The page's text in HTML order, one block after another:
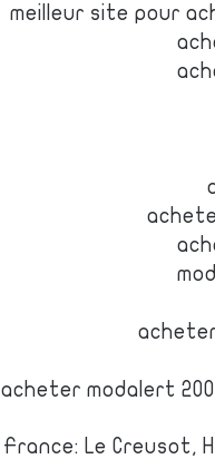
meilleur site pour
acheter modalert
France: Le Creusot,